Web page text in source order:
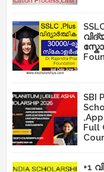
SBI
Full
+1